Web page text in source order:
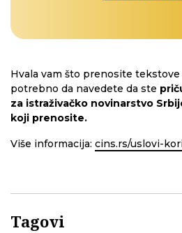
Hvala vam što prenosite tekstove
potrebno da navedete da ste
za istraživačko novinarstvo
koji prenosite.
Više informacija: cins.rs/uslovi-
Tagovi